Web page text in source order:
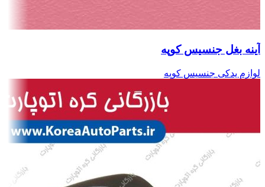
آینه بغل جنسیس کوپه
لوازم یدکی جنسیس کوپه